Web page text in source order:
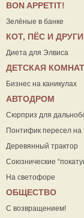
ВON APPETIT!
Зелёные в банке
КОТ, ПЁС И
Диета для Элвиса
ДЕТСКАЯ
Бизнес на каникулах
АВТОДРОМ
Сюрприз для
Понтифик пересел на
Деревянный трактор
Союзнические
На светофоре
ОБЩЕСТВО
С возвращением!